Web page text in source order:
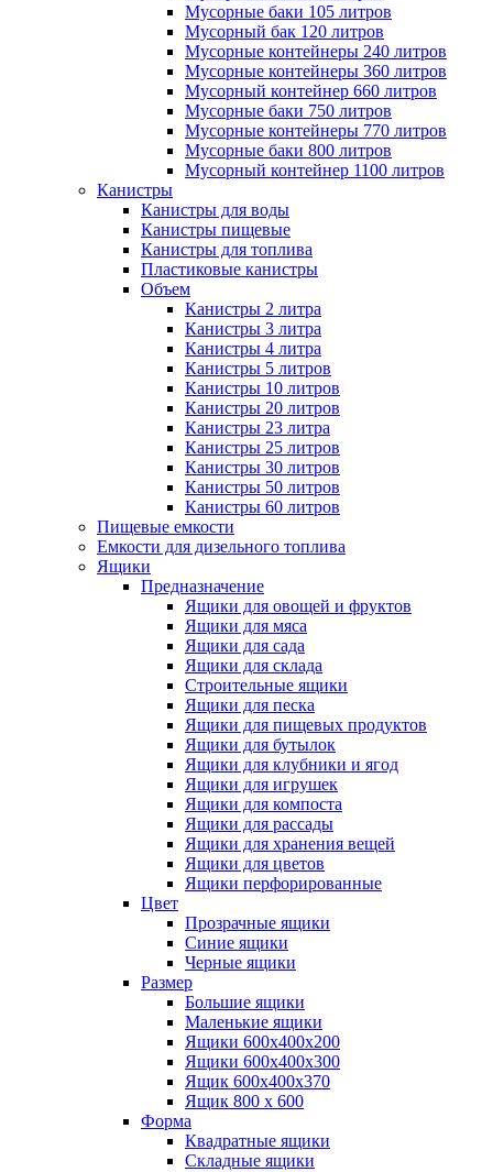
Мусорные баки 105 литров
Мусорный бак 120 литров
Мусорные контейнеры 240 литров
Мусорные контейнеры 360 литров
Мусорный контейнер 660 литров
Мусорные баки 750 литров
Мусорные контейнеры 770 литров
Мусорные баки 800 литров
Мусорный контейнер 1100 литров
Канистры
Канистры для воды
Канистры пищевые
Канистры для топлива
Пластиковые канистры
Объем
Канистры 2 литра
Канистры 3 литра
Канистры 4 литра
Канистры 5 литров
Канистры 10 литров
Канистры 20 литров
Канистры 23 литра
Канистры 25 литров
Канистры 30 литров
Канистры 50 литров
Канистры 60 литров
Пищевые емкости
Емкости для дизельного топлива
Ящики
Предназначение
Ящики для овощей и фруктов
Ящики для мяса
Ящики для сада
Ящики для склада
Строительные ящики
Ящики для песка
Ящики для пищевых продуктов
Ящики для бутылок
Ящики для клубники и ягод
Ящики для игрушек
Ящики для компоста
Ящики для рассады
Ящики для хранения вещей
Ящики для цветов
Ящики перфорированные
Цвет
Прозрачные ящики
Синие ящики
Черные ящики
Размер
Большие ящики
Маленькие ящики
Ящики 600х400х200
Ящики 600х400х300
Ящик 600х400х370
Ящик 800 х 600
Форма
Квадратные ящики
Складные ящики